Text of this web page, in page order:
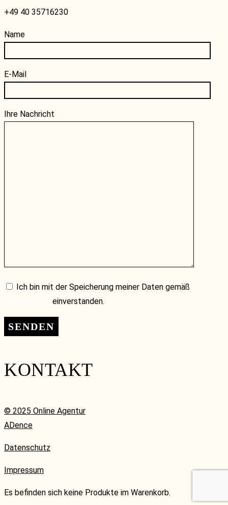
+49 40 35716230
Name
E-Mail
Ihre Nachricht
Ich bin mit der Speicherung meiner Daten gemäß
einverstanden.
KONTAKT
© 2025 Online Agentur
ADence
Datenschutz
Impressum
Es befinden sich keine Produkte im Warenkorb.